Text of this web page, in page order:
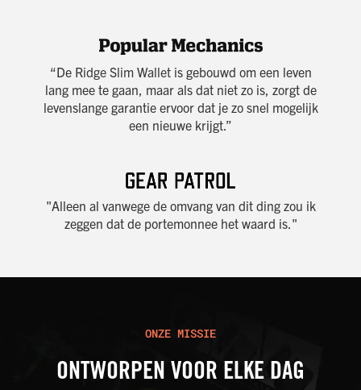
“De Ridge Slim Walletis gebouwd om een leven
lang mee te gaan, maar als dat niet zo is, zorgt de
levenslange garantie ervoor dat je zo snel mogelijk
een nieuwe krijgt.”
"Alleen al vanwege de omvang van dit ding zou ik
zeggen dat de portemonnee het waard is."
ONZE MISSIE
ONTWORPEN VOOR ELKE DAG